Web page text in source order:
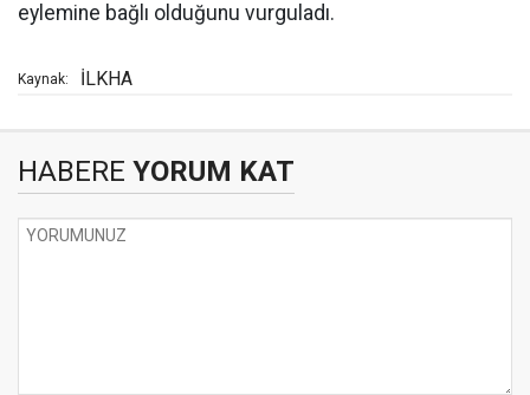
eylemine bağlı olduğunu vurguladı.
Kaynak: İLKHA
HABERE YORUM KAT